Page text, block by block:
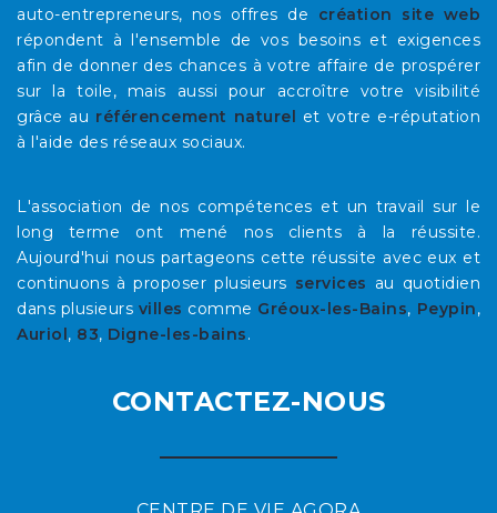
auto-entrepreneurs, nos offres de création site web
répondent à l'ensemble de vos besoins et exigences
afin de donner des chances à votre affaire de prospérer
sur la toile, mais aussi pour accroître votre visibilité
grâce au référencement naturel et votre e-réputation
à l'aide des réseaux sociaux.
L'association de nos compétences et un travail sur le
long terme ont mené nos clients à la réussite.
Aujourd'hui nous partageons cette réussite avec eux et
continuons à proposer plusieurs services au quotidien
dans plusieurs villes comme Gréoux-les-Bains, Peypin,
Auriol, 83, Digne-les-bains.
CONTACTEZ-NOUS